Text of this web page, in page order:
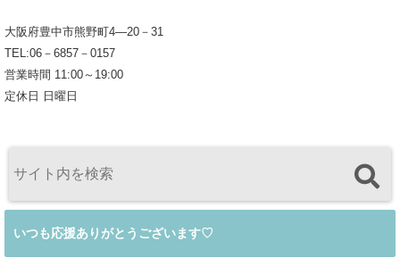
大阪府豊中市熊野町4―20－31
TEL:06－6857－0157
営業時間 11:00～19:00
定休日 日曜日
いつも応援ありがとうございます♡